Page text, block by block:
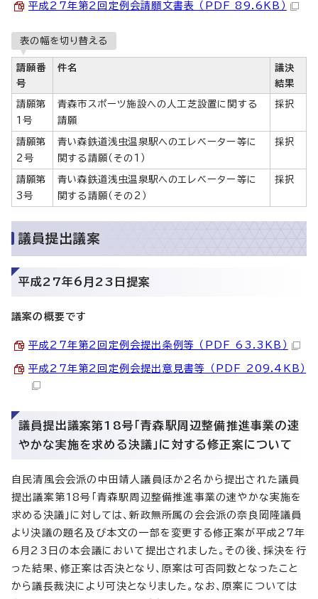
平成27年第2回定例会請願文書表 （PDF 89.6KB）
表の幅を切り替える
請願番
号
件名
議決
結果
請願第
1号
青森市スポーツ施設への人工芝設置に関する
請願
採択
請願第
2号
青い森鉄道浅虫温泉駅へのエレベーター等に
関する請願（その1）
採択
請願第
3号
青い森鉄道浅虫温泉駅へのエレベーター等に
関する請願（その2）
採択
議員提出議案
平成27年6月23日提案
議案の概要です
平成27年第2回定例会提出条例等 （PDF 63.3KB）
平成27年第2回定例会提出意見書等 （PDF 209.4KB）
議員提出議案第18号「青森駅周辺整備推進事業の速
やかな実施を求める決議」に対する修正案について
自民清風会会派の中田靖人議員ほか2名から提出された議員
提出議案第18号「青森駅周辺整備推進事業の速やかな実施を
求める決議」に対しては、新政無所属の会会派の奈良岡隆議員
より決議の題名及び本文の一部を変更する修正案が平成27年
6月23日の本会議において提出されました。その後、採決を行
った結果、修正案は否決となり、原案は可否同数となったこと
から議長裁決により可決となりました。なお、原案については